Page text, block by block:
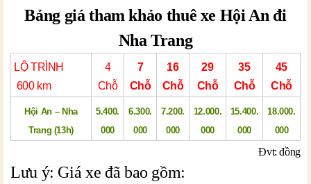
Bảng giá tham khảo thuê xe Hội An đi
Nha Trang
LỘ TRÌNH
600 km
4
Chỗ
7
Chỗ
16
Chỗ
29
Chỗ
35
Chỗ
45
Chỗ
Hội An – Nha
Trang (13h)
5.400.
000
6.300.
000
7.200.
000
12.000.
000
15.400.
000
18.000.
000
Đvt: đồng
Lưu ý: Giá xe đã bao gồm: